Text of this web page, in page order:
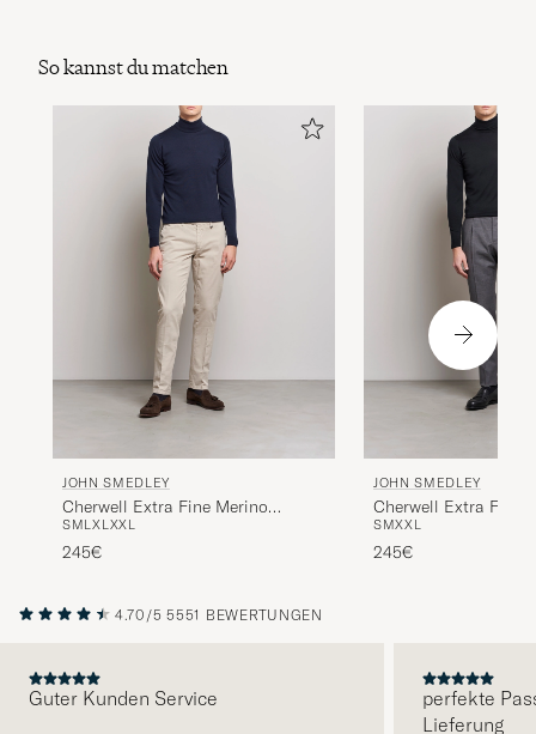
So kannst du matchen
JOHN SMEDLEY
Cherwell Extra Fine Merino
Rollneck Midnight
SMLXLXXL
245€
JOHN SMEDLEY
Cherwell Extra Fine
Rollneck Black
SMXXL
245€
4.70/5 5551 BEWERTUNGEN
Guter Kunden Service
perfekte
Lieferung